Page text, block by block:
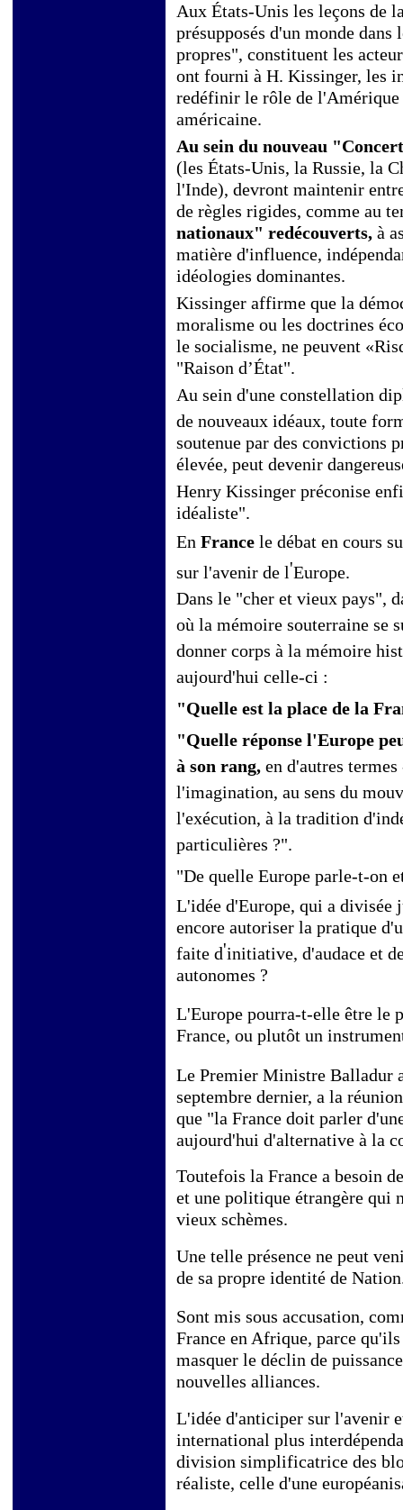
Aux États-Unis les leçons de
présupposés d'un monde
propres", constituent les
ont fourni à H. Kissinger, les
redéfinir le rôle de
américaine.
Au sein du nouveau
(les États-Unis, la Russie, la
l'Inde), devront maintenir
de règles rigides, comme au
nationaux" redécouverts, à
matière d'influence,
idéologies dominantes.
Kissinger affirme que la
moralisme ou les doctrines
le socialisme, ne peuvent
"Raison d’État".
Au sein d'une constellation
de nouveaux idéaux, toute
soutenue par des convictions
élevée, peut devenir
Henry Kissinger préconise
idéaliste".
En France le débat en cours
sur l'avenir de l'Europe.
Dans le "cher et vieux pays",
où la mémoire souterraine se
donner corps à la mémoire
aujourd'hui celle-ci :
"Quelle est la place de la
"Quelle réponse l'Europe
à son rang, en d'autres
l'imagination, au sens du
l'exécution, à la tradition
particulières ?".
"De quelle Europe parle-t-on
L'idée d'Europe, qui a
encore autoriser la pratique
faite d'initiative, d'audace et
autonomes ?
L'Europe pourra-t-elle être le
France, ou plutôt un
Le Premier Ministre Balladur
septembre dernier, a la
que "la France doit parler
aujourd'hui d'alternative à la
Toutefois la France a besoin
et une politique étrangère qui
vieux schèmes.
Une telle présence ne peut
de sa propre identité de
Sont mis sous accusation,
France en Afrique, parce
masquer le déclin de
nouvelles alliances.
L'idée d'anticiper sur l'avenir
international plus
division simplificatrice des
réaliste, celle d'une